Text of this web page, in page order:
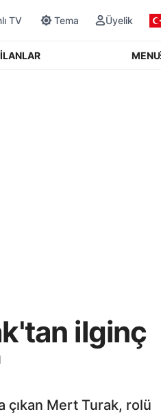
TV Tema Üyelik
MENU
ilginç
çıkan Mert Turak, rolü